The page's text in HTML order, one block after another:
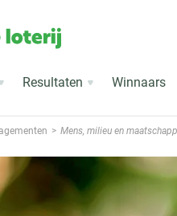
Resultaten Winnaars
Mens, milieu en